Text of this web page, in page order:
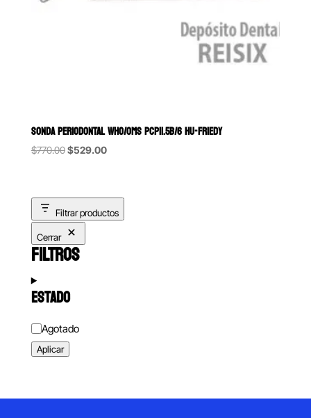
SONDA PERIODONTAL WHO/OMS PCP11.5B/6 HU-FRIEDY
$770.00Original
$770.00.
$529.00Current
$529.00.
Filtrar productos
Cerrar
FILTROS
ESTADO
Estado
Agotado
Aplicar